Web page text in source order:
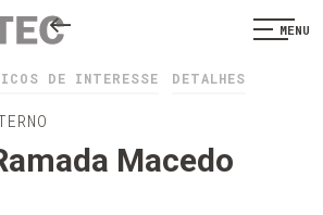
MENU
DE INTERESSE DETALHES
Macedo